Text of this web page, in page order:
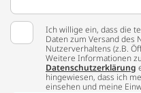
Ich willige ein, dass die
Daten zum Versand des
Nutzerverhaltens (z.B.
Weitere Informationen
Datenschutzerklärung
hingewiesen, dass ich
einsehen und meine